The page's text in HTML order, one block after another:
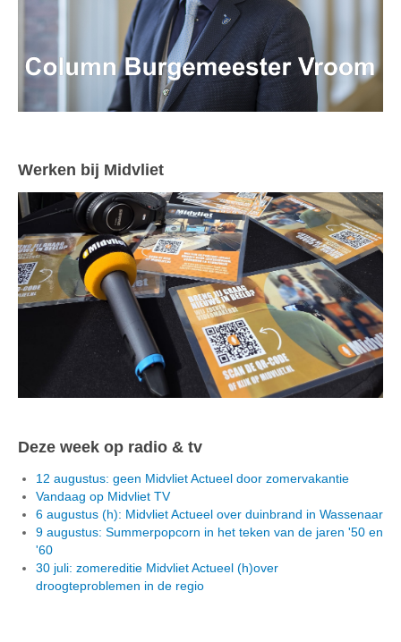
Werken bij Midvliet
Deze week op radio & tv
12 augustus: geen Midvliet Actueel door zomervakantie
Vandaag op Midvliet TV
6 augustus (h): Midvliet Actueel over duinbrand in Wassenaar
9 augustus: Summerpopcorn in het teken van de jaren '50 en
'60
30 juli: zomereditie Midvliet Actueel (h)over
droogteproblemen in de regio